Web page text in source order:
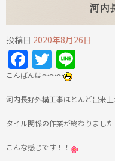
河内
投稿日 2020年8月26日
Facebook
Twitter
こんばんは～～～
河内長野外構工事ほとんど出来上
タイル関係の作業が終わりました
こんな感じです！！